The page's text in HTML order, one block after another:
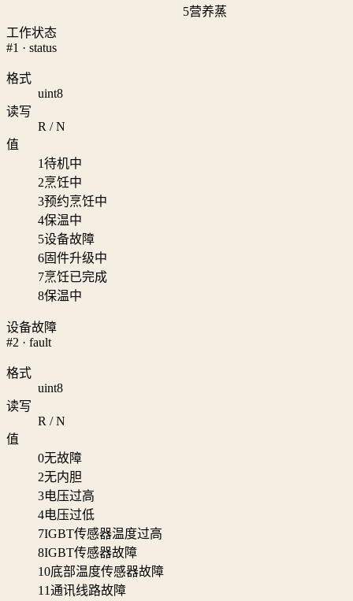
5营养蒸
工作状态
#1 · status
格式
uint8
读写
R / N
值
1待机中
2烹饪中
3预约烹饪中
4保温中
5设备故障
6固件升级中
7烹饪已完成
8保温中
设备故障
#2 · fault
格式
uint8
读写
R / N
值
0无故障
2无内胆
3电压过高
4电压过低
7IGBT传感器温度过高
8IGBT传感器故障
10底部温度传感器故障
11通讯线路故障